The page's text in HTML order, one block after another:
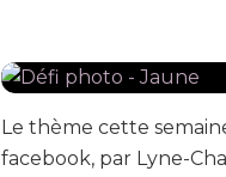
Le thème cette
facebook, par Lyne-